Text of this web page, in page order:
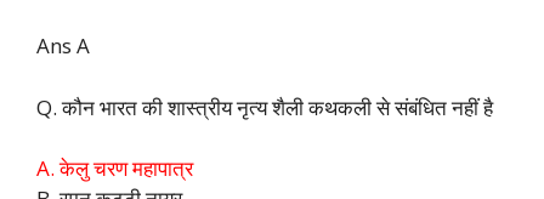
Ans A
Q. कौन भारत की शास्त्रीय नृत्य शैली कथकली से संबंधित नहीं है
A. केलु चरण महापात्र